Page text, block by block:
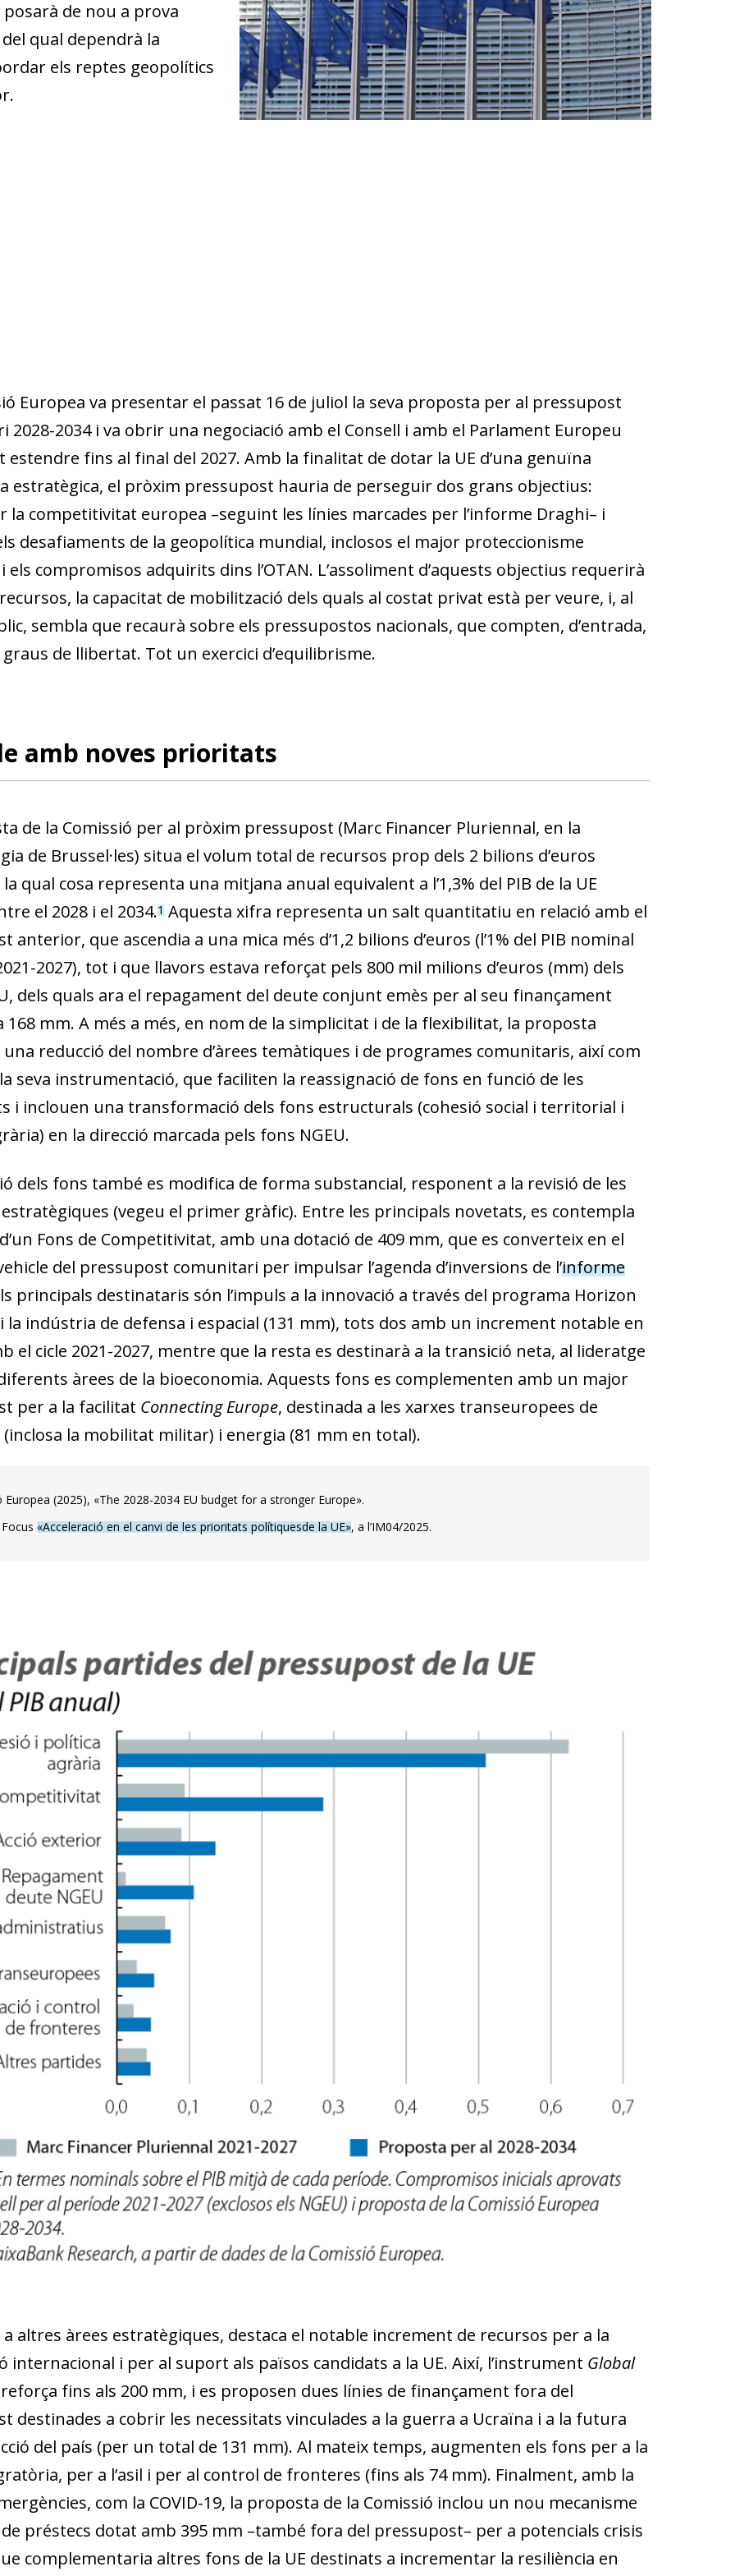
de nou a prova
qual dependrà la
els reptes geopolítics
Europea va presentar el passat 16 de juliol la seva proposta per al pressupost
2028-2034 i va obrir una negociació amb el Consell i amb el Parlament Europeu
estendre fins al final del 2027. Amb la finalitat de dotar la UE d’una genuïna
estratègica, el pròxim pressupost hauria de perseguir dos grans objectius:
la competitivitat europea –seguint les línies marcades per l’informe Draghi– i
desa­fiaments de la geopolítica mundial, inclosos el major proteccio­nisme
els compromisos adquirits dins l’OTAN. L’assoliment d’aquests objectius requerirà
la capacitat de mobilització dels quals al costat privat està per veure, i, al
sembla que recaurà sobre els pressupostos nacionals, que compten, d’entrada,
de llibertat. Tot un exercici d’equilibrisme.
amb noves prioritats
de la Comissió per al pròxim pressupost (Marc Financer Pluriennal, en la
de Brussel·les) situa el volum total de recursos prop dels 2 bilions d’euros
qual cosa representa una mitjana anual equivalent a l’1,3% del PIB de la UE
el 2028 i el 2034.1Aquesta xifra representa un salt quantitatiu en relació amb el
anterior, que ascendia a una mica més d’1,2 bilions d’euros (l’1% del PIB nominal
2027), tot i que llavors estava reforçat pels 800 mil milions d’euros (mm) dels
dels quals ara el repagament del deute conjunt emès per al seu finançament
168 mm. A més a més, en nom de la simplicitat i de la flexibilitat, la proposta
reducció del nombre d’àrees temàtiques i de programes comunitaris, així com
seva instrumentació, que faciliten la reassignació de fons en funció de les
i inclouen una transformació dels fons estructurals (cohesió social i territorial i
en la direcció marcada pels fons NGEU.
dels fons també es modifica de forma substancial, responent a la revisió de les
(vegeu el primer gràfic). Entre les principals novetats, es contempla
Fons de Competitivitat, amb una dotació de 409 mm, que es converteix en el
del pressupost comunitari per impulsar l’agenda d’inversions de l’informe
principals destinataris són l’impuls a la innovació a través del programa Horizon
la indústria de defensa i espacial (131 mm), tots dos amb un increment notable en
el cicle 2021-2027, mentre que la resta es destinarà a la transició neta, al lideratge
àrees de la bioeconomia. Aquests fons es complementen amb un major
per a la facilitat Connecting Europe, destinada a les xarxes transeuropees de
la mobilitat militar) i energia (81 mm en total).
Europea (2025), «The 2028-2034 EU budget for a stronger Europe».
«Acceleració en el canvi de les prioritats polítiquesde la UE», a l’IM04/2025.
a altres àrees estratègiques, destaca el notable increment de recursos per a la
internacional i per al suport als països candidats a la UE. Així, l’instrument Global
fins als 200 mm, i es proposen dues línies de finançament fora del
destinades a cobrir les necessitats vinculades a la guerra a Ucraïna i a la futura
del país (per un total de 131 mm). Al mateix temps, augmenten els fons per a la
per a l’asil i per al control de fronteres (fins als 74 mm). Finalment, amb la
com la COVID-19, la proposta de la Comissió inclou un nou mecanisme
préstecs dotat amb 395 mm –també fora del pressupost– per a potencials crisis
complementaria altres fons de la UE destinats a incrementar la resiliència en